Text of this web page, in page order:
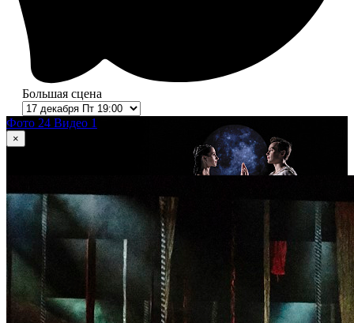
Большая сцена
Фото 24 Видео 1
×